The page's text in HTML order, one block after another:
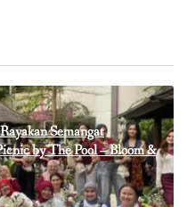
Semangat
by The Pool – Bloom &